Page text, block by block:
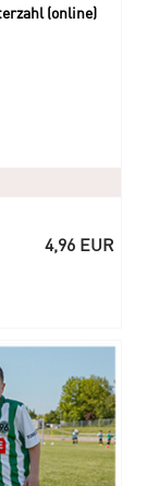
(online)
4,96 EUR